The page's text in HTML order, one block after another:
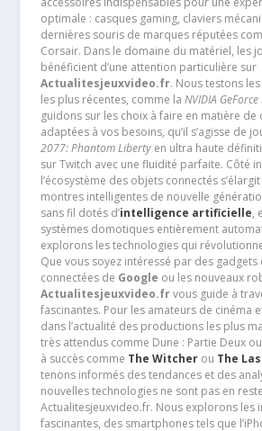
optimale : casques gaming, claviers
dernières souris de marques réputées
Corsair. Dans le domaine du matériel, les
bénéficient d’une attention particulière sur
Actualitesjeuxvideo.fr. Nous testons
les plus récentes, comme la NVIDIA GeForce
guidons sur les choix à faire en matière
adaptées à vos besoins, qu’il s’agisse de
2077: Phantom Libertyen ultra haute
sur Twitch avec une fluidité parfaite. Côté
l’écosystème des objets connectés
montres intelligentes de nouvelle
sans fil dotés d’intelligence artificielle,
systèmes domotiques entièrement
explorons les technologies qui
Que vous soyez intéressé par des
connectées de Google ou les nouveaux
Actualitesjeuxvideo.frvous guide à
fascinantes. Pour les amateurs de cinéma
dans l’actualité des productions les plus
très attendus comme Dune : Partie Deux
à succès comme The Witcherou The
tenons informés des tendances et des
nouvelles technologies ne sont pas en
Actualitesjeuxvideo.fr. Nous explorons les
fascinantes, des smartphones tels que